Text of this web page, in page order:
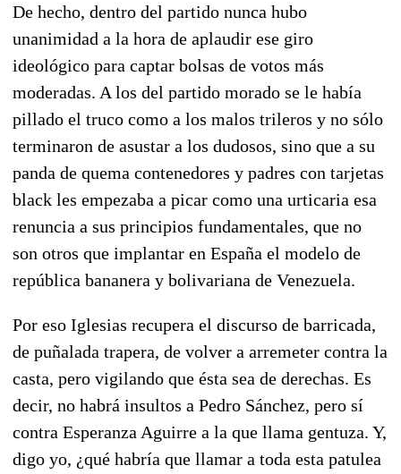
De hecho, dentro del partido nunca hubo
unanimidad a la hora de aplaudir ese giro
ideológico para captar bolsas de votos más
moderadas. A los del partido morado se le había
pillado el truco como a los malos trileros y no sólo
terminaron de asustar a los dudosos, sino que a su
panda de quema contenedores y padres con tarjetas
black les empezaba a picar como una urticaria esa
renuncia a sus principios fundamentales, que no
son otros que implantar en España el modelo de
república bananera y bolivariana de Venezuela.
Por eso Iglesias recupera el discurso de barricada,
de puñalada trapera, de volver a arremeter contra la
casta, pero vigilando que ésta sea de derechas. Es
decir, no habrá insultos a Pedro Sánchez, pero sí
contra Esperanza Aguirre a la que llama gentuza. Y,
digo yo, ¿qué habría que llamar a toda esta patulea